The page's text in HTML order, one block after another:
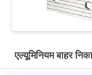
एल्यूमिनियम बाहर